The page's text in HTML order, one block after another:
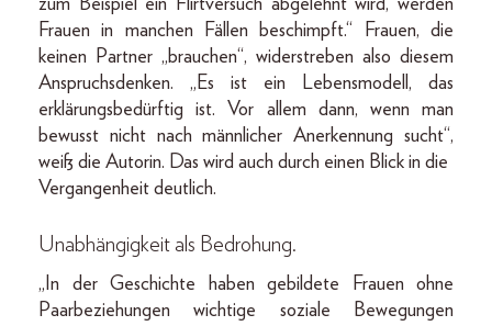
zum Beispiel ein Flirtversuch abgelehnt wird, werden
Frauen in manchen Fällen beschimpft.“ Frauen, die
keinen Partner „brauchen“, widerstreben also diesem
Anspruchsdenken. „Es ist ein Lebensmodell, das
erklärungsbedürftig ist. Vor allem dann, wenn man
bewusst nicht nach männlicher Anerkennung sucht“,
weiß die Autorin. Das wird auch durch einen Blick in die
Vergangenheit deutlich.
Unabhängigkeit als Bedrohung.
„In der Geschichte haben gebildete Frauen ohne
Paarbeziehungen wichtige soziale Bewegungen